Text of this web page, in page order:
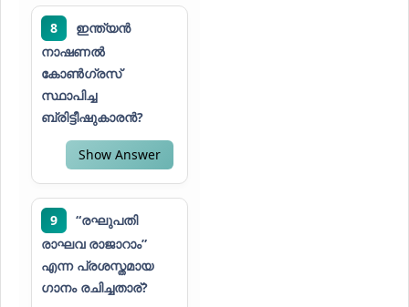
8
ഇന്ത്യൻ
നാഷണൽ
കോൺഗ്രസ്
സ്ഥാപിച്ച
ബ്രിട്ടീഷുകാരൻ?
Show Answer
9
“രഘുപതി
രാഘവ രാജാറാം”
എന്ന പ്രശസ്തമായ
ഗാനം രചിച്ചതാര്?